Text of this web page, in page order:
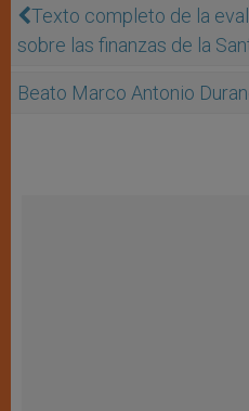
Texto completo de la
sobre las finanzas de la
Beato Marco Antonio